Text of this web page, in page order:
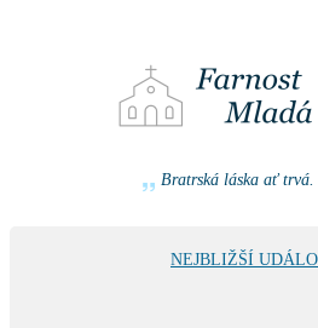
Bratrská láska ať
NEJBLIŽŠÍ